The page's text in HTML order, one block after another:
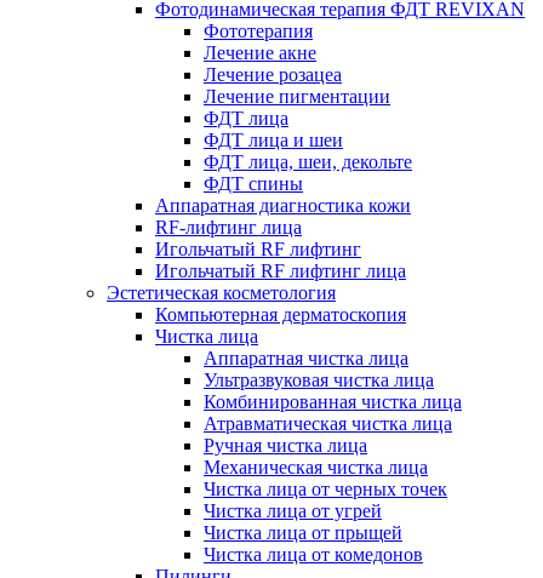
Фотодинамическая терапия ФДТ REVIXAN
Фототерапия
Лечение акне
Лечение розацеа
Лечение пигментации
ФДТ лица
ФДТ лица и шеи
ФДТ лица, шеи, декольте
ФДТ спины
Аппаратная диагностика кожи
RF-лифтинг лица
Игольчатый RF лифтинг
Игольчатый RF лифтинг лица
Эстетическая косметология
Компьютерная дерматоскопия
Чистка лица
Аппаратная чистка лица
Ультразвуковая чистка лица
Комбинированная чистка лица
Атравматическая чистка лица
Ручная чистка лица
Механическая чистка лица
Чистка лица от черных точек
Чистка лица от угрей
Чистка лица от прыщей
Чистка лица от комедонов